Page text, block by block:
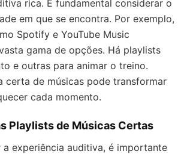
rica. É fundamental considerar o
em que se encontra. Por exemplo,
Spotify e YouTube Music
gama de opções. Há playlists
e outras para animar o treino.
certa de músicas pode transformar
cada momento.
Playlists de Músicas Certas
a experiência auditiva, é importante